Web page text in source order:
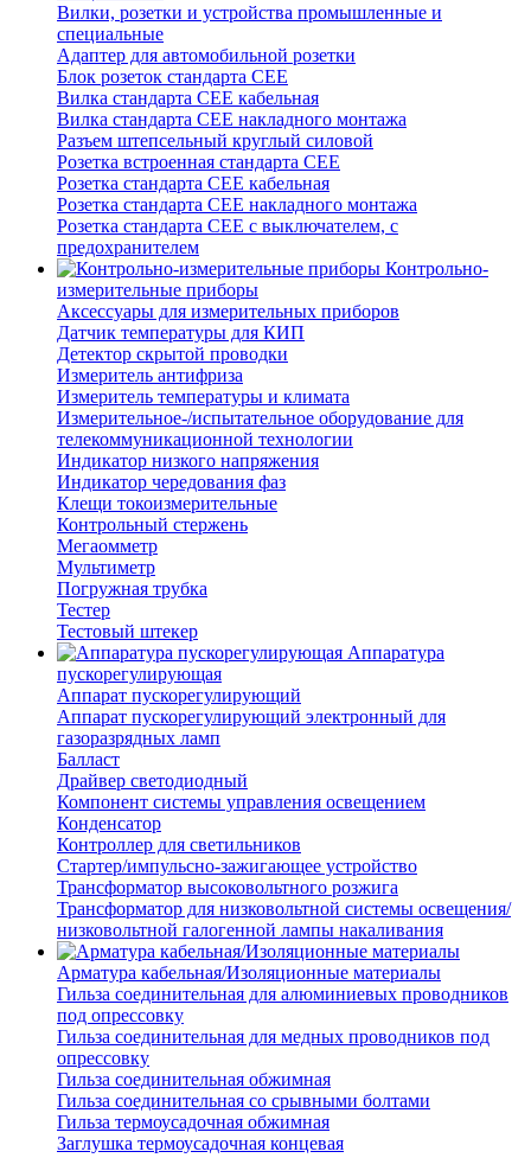
Вилки, розетки и устройства промышленные и
специальные
Адаптер для автомобильной розетки
Блок розеток стандарта CEE
Вилка стандарта CEE кабельная
Вилка стандарта CEE накладного монтажа
Разъем штепсельный круглый силовой
Розетка встроенная стандарта CEE
Розетка стандарта СЕЕ кабельная
Розетка стандарта СЕЕ накладного монтажа
Розетка стандарта СЕЕ с выключателем, с
предохранителем
Контрольно-
измерительные приборы
Аксессуары для измерительных приборов
Датчик температуры для КИП
Детектор скрытой проводки
Измеритель антифриза
Измеритель температуры и климата
Измерительное-/испытательное оборудование для
телекоммуникационной технологии
Индикатор низкого напряжения
Индикатор чередования фаз
Клещи токоизмерительные
Контрольный стержень
Мегаомметр
Мультиметр
Погружная трубка
Тестер
Тестовый штекер
Аппаратура
пускорегулирующая
Аппарат пускорегулирующий
Аппарат пускорегулирующий электронный для
газоразрядных ламп
Балласт
Драйвер светодиодный
Компонент системы управления освещением
Конденсатор
Контроллер для светильников
Стартер/импульсно-зажигающее устройство
Трансформатор высоковольтного розжига
Трансформатор для низковольтной системы освещения/
низковольтной галогенной лампы накаливания
Арматура кабельная/Изоляционные материалы
Гильза соединительная для алюминиевых проводников
под опрессовку
Гильза соединительная для медных проводников под
опрессовку
Гильза соединительная обжимная
Гильза соединительная со срывными болтами
Гильза термоусадочная обжимная
Заглушка термоусадочная концевая